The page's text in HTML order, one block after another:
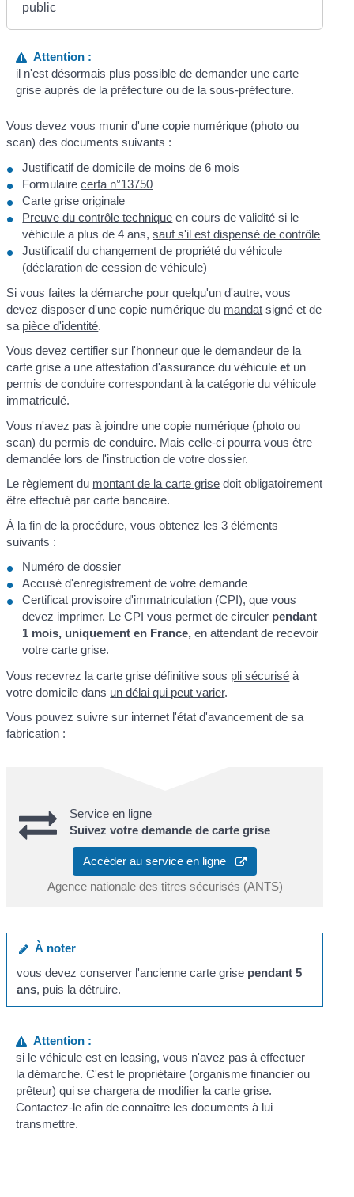
public
Attention :
il n'est désormais plus possible de demander une carte
grise auprès de la préfecture ou de la sous-préfecture.
Vous devez vous munir d'une copie numérique (photo ou
scan) des documents suivants :
Justificatif de domicile de moins de 6 mois
Formulairecerfa n°13750
Carte grise originale
Preuve du contrôle technique en cours de validité si le
véhicule a plus de 4 ans,sauf s'il est dispensé de contrôle
Justificatif du changement de propriété du véhicule
(déclaration de cession de véhicule)
Si vous faites la démarche pour quelqu'un d'autre, vous
devez disposer d'une copie numérique du mandat signé et de
sa pièce d'identité.
Vous devez certifier sur l'honneur que le demandeur de la
carte grise a une attestation d'assurance du véhiculeet un
permis de conduire correspondant à la catégorie du véhicule
immatriculé.
Vous n'avez pas à joindre une copie numérique (photo ou
scan) du permis de conduire. Mais celle-ci pourra vous être
demandée lors de l'instruction de votre dossier.
Le règlement du montant de la carte grise doit obligatoirement
être effectué par carte bancaire.
À la fin de la procédure, vous obtenez les 3 éléments
suivants :
Numéro de dossier
Accusé d'enregistrement de votre demande
Certificat provisoire d'immatriculation (CPI), que vous
devez imprimer. Le CPI vous permet de circuler pendant
1 mois, uniquement en France, en attendant de recevoir
votre carte grise.
Vous recevrez la carte grise définitive sous pli sécurisé à
votre domicile dans un délai qui peut varier.
Vous pouvez suivre sur internet l'état d'avancement de sa
fabrication :
Service en ligne
Suivez votre demande de carte grise
Accéder au service en ligne
Agence nationale des titres sécurisés (ANTS)
À noter
vous devez conserver l'ancienne carte grise pendant 5
ans, puis la détruire.
Attention :
si le véhicule est en leasing, vous n'avez pas à effectuer
la démarche. C'est le propriétaire (organisme financier ou
prêteur) qui se chargera de modifier la carte grise.
Contactez-le afin de connaître les documents à lui
transmettre.